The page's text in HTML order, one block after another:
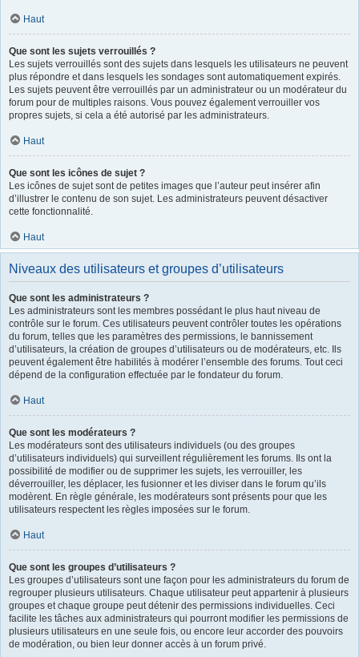
Haut
Que sont les sujets verrouillés ?
Les sujets verrouillés sont des sujets dans lesquels les utilisateurs ne peuvent
plus répondre et dans lesquels les sondages sont automatiquement expirés.
Les sujets peuvent être verrouillés par un administrateur ou un modérateur du
forum pour de multiples raisons. Vous pouvez également verrouiller vos
propres sujets, si cela a été autorisé par les administrateurs.
Haut
Que sont les icônes de sujet ?
Les icônes de sujet sont de petites images que l’auteur peut insérer afin
d’illustrer le contenu de son sujet. Les administrateurs peuvent désactiver
cette fonctionnalité.
Haut
Niveaux des utilisateurs et groupes d’utilisateurs
Que sont les administrateurs ?
Les administrateurs sont les membres possédant le plus haut niveau de
contrôle sur le forum. Ces utilisateurs peuvent contrôler toutes les opérations
du forum, telles que les paramètres des permissions, le bannissement
d’utilisateurs, la création de groupes d’utilisateurs ou de modérateurs, etc. Ils
peuvent également être habilités à modérer l’ensemble des forums. Tout ceci
dépend de la configuration effectuée par le fondateur du forum.
Haut
Que sont les modérateurs ?
Les modérateurs sont des utilisateurs individuels (ou des groupes
d’utilisateurs individuels) qui surveillent régulièrement les forums. Ils ont la
possibilité de modifier ou de supprimer les sujets, les verrouiller, les
déverrouiller, les déplacer, les fusionner et les diviser dans le forum qu’ils
modèrent. En règle générale, les modérateurs sont présents pour que les
utilisateurs respectent les règles imposées sur le forum.
Haut
Que sont les groupes d’utilisateurs ?
Les groupes d’utilisateurs sont une façon pour les administrateurs du forum de
regrouper plusieurs utilisateurs. Chaque utilisateur peut appartenir à plusieurs
groupes et chaque groupe peut détenir des permissions individuelles. Ceci
facilite les tâches aux administrateurs qui pourront modifier les permissions de
plusieurs utilisateurs en une seule fois, ou encore leur accorder des pouvoirs
de modération, ou bien leur donner accès à un forum privé.